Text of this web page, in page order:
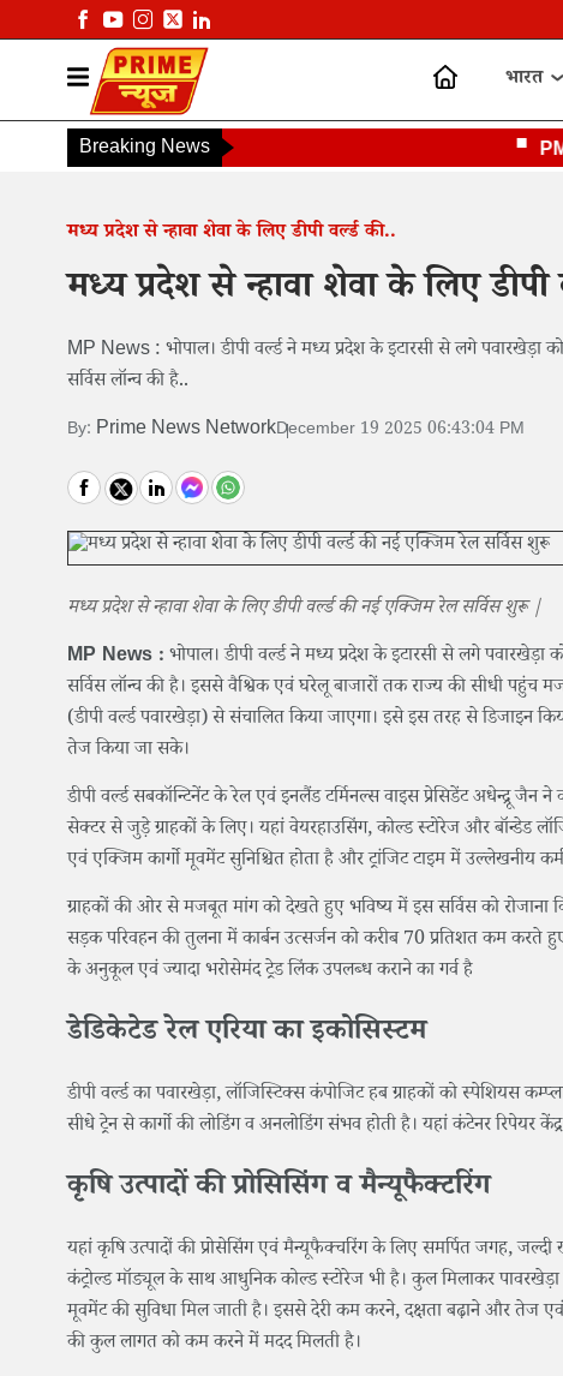
भारत
Breaking News PM
मध्य प्रदेश से न्हावा शेवा के लिए डीपी वर्ल्ड की..
मध्य प्रदेश से न्हावा शेवा के लिए
MP News : भोपाल। डीपी वर्ल्ड ने मध्य प्रदेश के इटारसी से लगे पवारखेड़ा
सर्विस लॉन्च की है..
By: Prime News NetworkDecember 19 2025 06:43:04 PM
मध्य प्रदेश से न्हावा शेवा के लिए डीपी वर्ल्ड की नई एक्जिम रेल सर्विस शुरू |
MP News : भोपाल। डीपी वर्ल्ड ने मध्य प्रदेश के इटारसी से लगे
सर्विस लॉन्च की है। इससे वैश्विक एवं घरेलू बाजारों तक राज्य की सीधी पहुंच
(डीपी वर्ल्ड पवारखेड़ा) से संचालित किया जाएगा। इसे इस तरह से डिजाइन
तेज किया जा सके।
डीपी वर्ल्ड सबकॉन्टिनेंट के रेल एवं इनलैंड टर्मिनल्स वाइस प्रेसिडेंट अधेन्द्रू
सेक्टर से जुड़े ग्राहकों के लिए। यहां वेयरहाउसिंग, कोल्ड स्टोरेज और बॉन्डेड
एवं एक्जिम कार्गो मूवमेंट सुनिश्चित होता है और ट्रांजिट टाइम में उल्लेखनीय
ग्राहकों की ओर से मजबूत मांग को देखते हुए भविष्य में इस सर्विस को रोजाना
सड़क परिवहन की तुलना में कार्बन उत्सर्जन को करीब 70 प्रतिशत कम करते हुए
के अनुकूल एवं ज्यादा भरोसेमंद ट्रेड लिंक उपलब्ध कराने का गर्व है
डेडिकेटेड रेल एरिया का इकोसिस्टम
डीपी वर्ल्ड का पवारखेड़ा, लॉजिस्टिक्स कंपोजिट हब ग्राहकों को स्पेशियस
सीधे ट्रेन से कार्गो की लोडिंग व अनलोडिंग संभव होती है। यहां कंटेनर रिपेयर
कृषि उत्पादों की प्रोसिसिंग व मैन्यूफैक्टरिंग
यहां कृषि उत्पादों की प्रोसेसिंग एवं मैन्यूफैक्चरिंग के लिए समर्पित जगह,
कंट्रोल्ड मॉड्यूल के साथ आधुनिक कोल्ड स्टोरेज भी है। कुल मिलाकर
मूवमेंट की सुविधा मिल जाती है। इससे देरी कम करने, दक्षता बढ़ाने और तेज
की कुल लागत को कम करने में मदद मिलती है।